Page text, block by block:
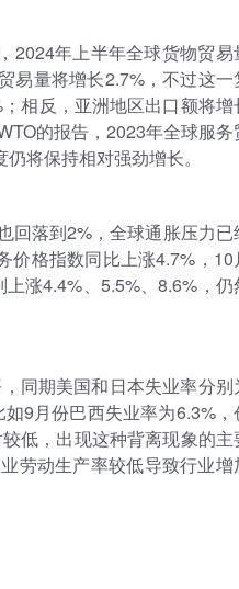
2024年上半年全球货物贸易
易量将增长2.7%，不过这一
相反，亚洲地区出口额将增
的报告，2023年全球服务
将保持相对强劲增长。
回落到2%，全球通胀压力已
价格指数同比上涨4.7%，10
涨4.4%、5.5%、8.6%，仍
同期美国和日本失业率分别
9月份巴西失业率为6.3%，
低，出现这种背离现象的主
劳动生产率较低导致行业增